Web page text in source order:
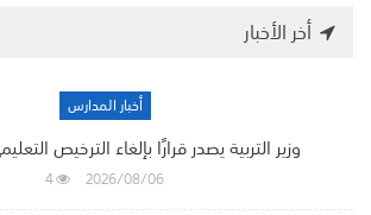
أخر الأخبار
أخبار المدارس
وزير التربية يصدر قرارًا بإلغاء الترخيص
2026/08/06
4